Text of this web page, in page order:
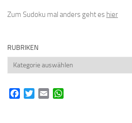
Zum Sudoku mal anders geht es hier
RUBRIKEN
Rubriken
FacebookTwitterEmail